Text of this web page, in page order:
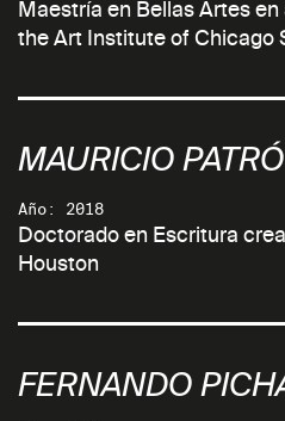
Maestría en Bellas Artes
the Art Institute of Chicago
MAURICIO
Año: 2018
Doctorado en Escritura
Houston
FERNANDO